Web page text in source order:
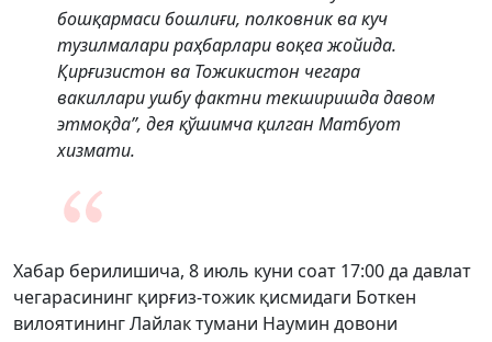
бошқармаси бошлиғи, полковник ва куч
тузилмалари раҳбарлари воқеа жойида.
Қирғизистон ва Тожикистон чегара
вакиллари ушбу фактни текширишда давом
этмоқда”, дея қўшимча қилган Матбуот
хизмати.
Хабар берилишича, 8 июль куни соат 17:00 да давлат
чегарасининг қирғиз-тожик қисмидаги Боткен
вилоятининг Лайлак тумани Наумин довони